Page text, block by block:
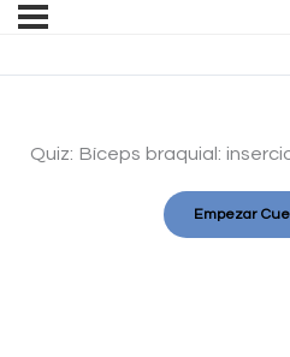
Quiz: Bíceps braquial: